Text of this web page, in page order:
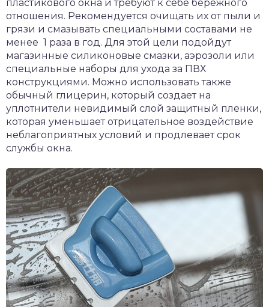
пластикового окна и требуют к себе бережного
отношения. Рекомендуется очищать их от пыли и
грязи и смазывать специальными составами не
менее 1 раза в год. Для этой цели подойдут
магазинные силиконовые смазки, аэрозоли или
специальные наборы для ухода за ПВХ
конструкциями. Можно использовать также
обычный глицерин, который создает на
уплотнители невидимый слой защитный пленки,
которая уменьшает отрицательное воздействие
неблагоприятных условий и продлевает срок
службы окна.